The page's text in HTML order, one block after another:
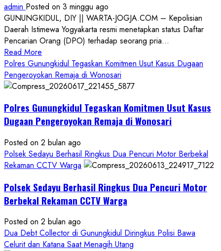
admin Posted on 3 minggu ago
GUNUNGKIDUL, DIY || WARTA-JOGJA.COM – Kepolisian
Daerah Istimewa Yogyakarta resmi menetapkan status Daftar
Pencarian Orang (DPO) terhadap seorang pria...
Read More
more
about
Kasus
Pelecehan
Seksual:
DIY
Terbitkan
DPO
Asal
Gunungkidul
Polres Gunungkidul Tegaskan Komitmen Usut Kasus Dugaan
Pengeroyokan Remaja di Wonosari
Polres Gunungkidul Tegaskan Komitmen Usut Kasus
Dugaan Pengeroyokan Remaja di Wonosari
Posted on 2 bulan ago
Polsek Sedayu Berhasil Ringkus Dua Pencuri Motor Berbekal
Rekaman CCTV Warga
Polsek Sedayu Berhasil Ringkus Dua Pencuri Motor
Berbekal Rekaman CCTV Warga
Posted on 2 bulan ago
Dua Debt Collector di Gunungkidul Diringkus Polisi Bawa
Celurit dan Katana Saat Menagih Utang